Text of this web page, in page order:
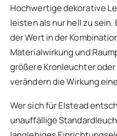
Hochwertige dekorative
leisten als nur hell zu
der Wert in der
Materialwirkung und
größere Kronleuchter
verändern die Wirkung
Wer sich für Elstead
unauffällige